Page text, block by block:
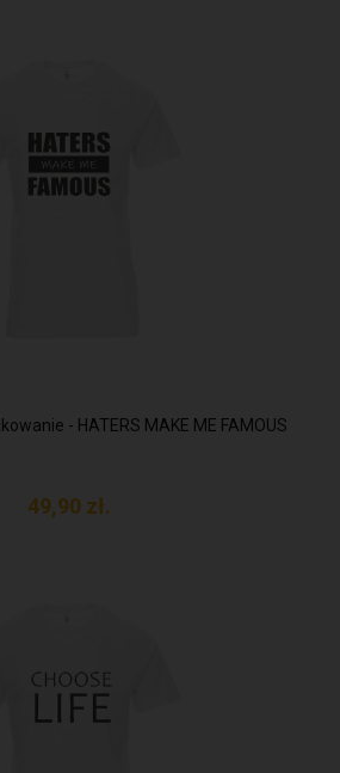
- HATERS MAKE ME FAMOUS
49,90 zł.